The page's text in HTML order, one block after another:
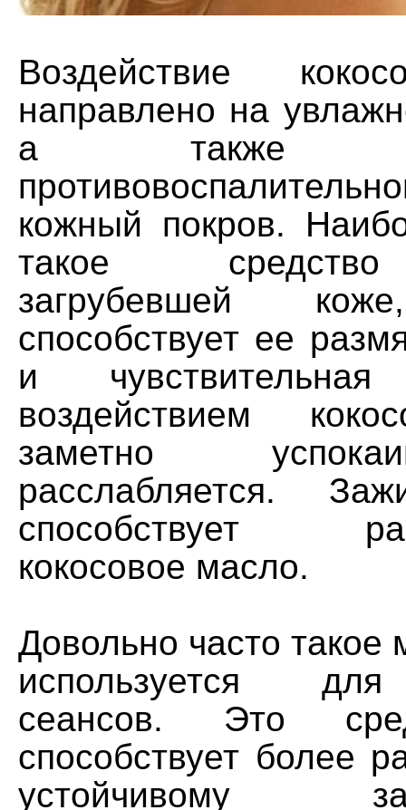
Воздействие
направлено на
а также
кожный покров.
такое
загрубевшей
способствует ее
и
воздействием
заметно
расслабляется.
способствует
кокосовое масло.
Довольно часто такое
используется
сеансов. Это
способствует более
устойчивому